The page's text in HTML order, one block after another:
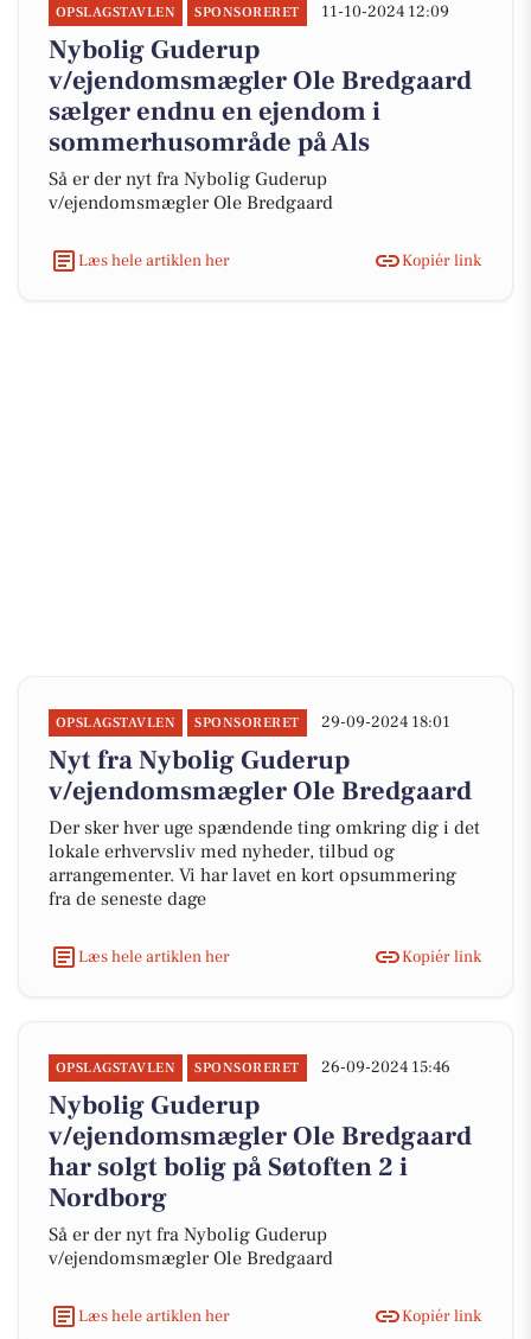
OPSLAGSTAVLEN SPONSORERET 11-10-2024 12:09
Nybolig Guderup
v/ejendomsmægler Ole Bredgaard
sælger endnu en ejendom i
sommerhusområde på Als
Så er der nyt fra Nybolig Guderup
v/ejendomsmægler Ole Bredgaard
Læs hele artiklen her Kopiér link
OPSLAGSTAVLEN SPONSORERET 29-09-2024 18:01
Nyt fra Nybolig Guderup
v/ejendomsmægler Ole Bredgaard
Der sker hver uge spændende ting omkring dig i det
lokale erhvervsliv med nyheder, tilbud og
arrangementer. Vi har lavet en kort opsummering
fra de seneste dage
Læs hele artiklen her Kopiér link
OPSLAGSTAVLEN SPONSORERET 26-09-2024 15:46
Nybolig Guderup
v/ejendomsmægler Ole Bredgaard
har solgt bolig på Søtoften 2 i
Nordborg
Så er der nyt fra Nybolig Guderup
v/ejendomsmægler Ole Bredgaard
Læs hele artiklen her Kopiér link